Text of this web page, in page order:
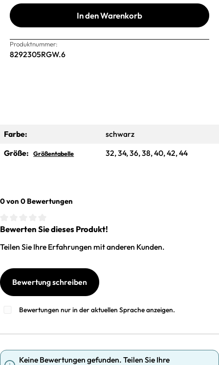
In den Warenkorb
Produktnummer:
8292305RGW.6
Farbe:
schwarz
Größe:
Größentabelle 32, 34, 36, 38, 40, 42, 44
0 von 0 Bewertungen
Durchschnittliche Bewertung von 0 von 5 Sternen
Bewerten Sie dieses Produkt!
Teilen Sie Ihre Erfahrungen mit anderen Kunden.
Bewertung schreiben
Bewertungen nur in der aktuellen Sprache anzeigen.
Keine Bewertungen gefunden. Teilen Sie Ihre